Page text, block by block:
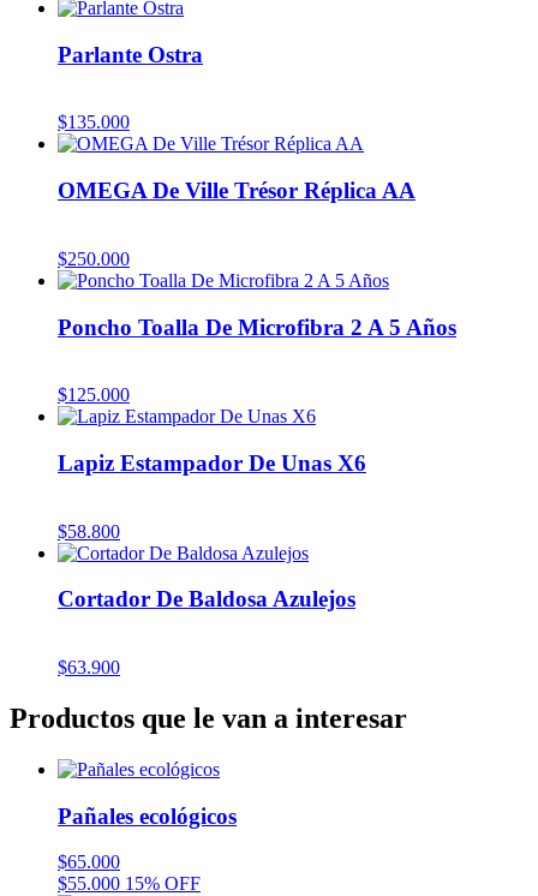
Parlante Ostra
$135.000
OMEGA De Ville Trésor Réplica AA
$250.000
Poncho Toalla De Microfibra 2 A 5 Años
$125.000
Lapiz Estampador De Unas X6
$58.800
Cortador De Baldosa Azulejos
$63.900
Productos que le van a interesar
Pañales ecológicos
$65.000
$55.000 15% OFF